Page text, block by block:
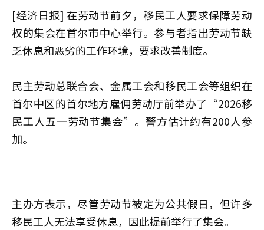
[经济日报] 在劳动节前夕，移民工人要求保障劳动
权的集会在首尔市中心举行。参与者指出劳动节缺
乏休息和恶劣的工作环境，要求改善制度。
民主劳动总联合会、金属工会和移民工会等组织在
首尔中区的首尔地方雇佣劳动厅前举办了“2026移
民工人五一劳动节集会”。警方估计约有200人参
加。
主办方表示，尽管劳动节被定为公共假日，但许多
移民工人无法享受休息，因此提前举行了集会。